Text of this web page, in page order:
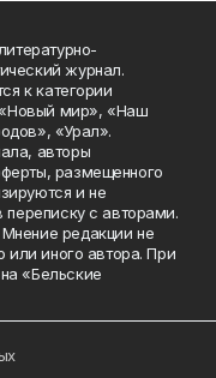
журнал.
к категории
«Новый мир», «Наш
«Урал».
авторы
размещенного
и не
переписку с авторами.
редакции не
или иного автора. При
«Бельские